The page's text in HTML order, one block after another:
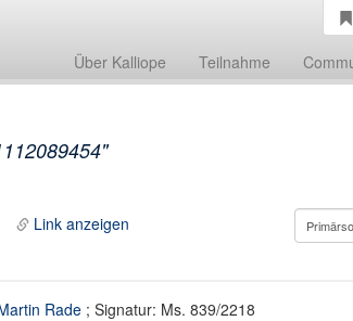
Über Kalliope Teilnahme
Link anzeigen
Rade; Signatur: Ms. 839/2218